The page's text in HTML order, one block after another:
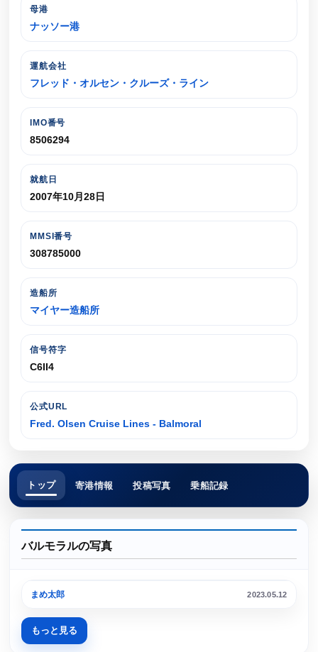
母港
ナッソー港
運航会社
フレッド・オルセン・クルーズ・ライン
IMO番号
8506294
就航日
2007年10月28日
MMSI番号
308785000
造船所
マイヤー造船所
信号符字
C6II4
公式URL
Fred. Olsen Cruise Lines - Balmoral
トップ 寄港情報 投稿写真 乗船記録
バルモラルの写真
横浜港
まめ太郎 2023.05.12
もっと見る